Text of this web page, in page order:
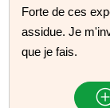
Forte de ces
assidue. Je
que je fais.